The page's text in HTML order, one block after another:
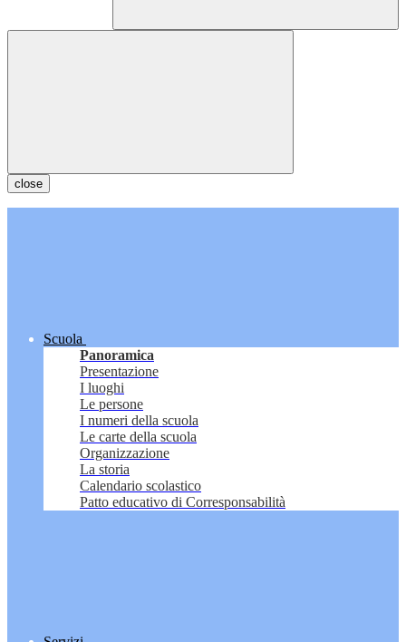
close
Scuola
Panoramica
Presentazione
I luoghi
Le persone
I numeri della scuola
Le carte della scuola
Organizzazione
La storia
Calendario scolastico
Patto educativo di Corresponsabilità